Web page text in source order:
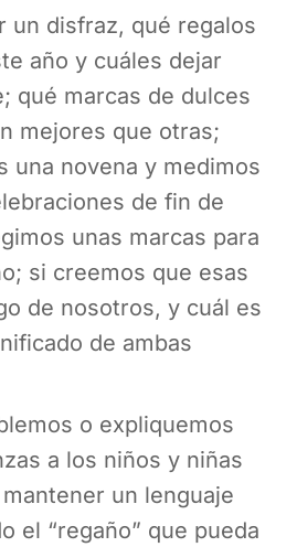
un disfraz, qué regalos
año y cuáles dejar
qué marcas de dulces
mejores que otras;
una novena y medimos
de fin de
unas marcas para
si creemos que esas
de nosotros, y cuál es
de ambas
o expliquemos
a los niños y niñas
un lenguaje
el “regaño” que pueda